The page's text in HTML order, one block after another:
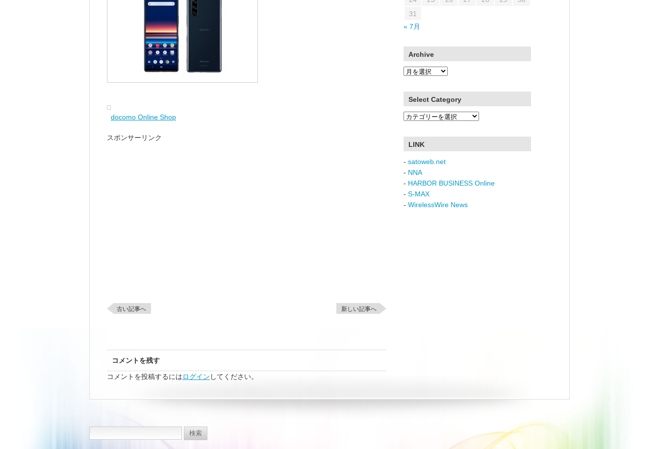
docomo Online Shop
スポンサーリンク
古い記事へ 新しい記事へ
コメントを残す
コメントを投稿するにはログイン してください。
31
« 7月
Archive
Archive
Select Category
Select
LINK
- satoweb.net
- NNA
- HARBOR BUSINESS Online
- S-MAX
- WirelessWire News
索: